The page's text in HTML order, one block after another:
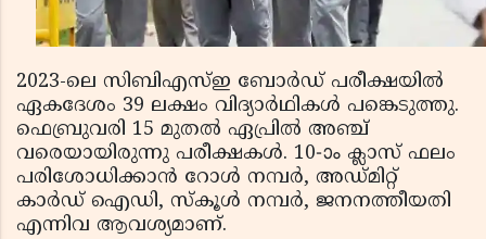
2023-ലെ സിബിഎസ്ഇ ബോര്‍ഡ് പരീക്ഷയില്‍
ഏകദേശം 39 ലക്ഷം വിദ്യാര്‍ഥികള്‍ പങ്കെടുത്തു.
ഫെബ്രുവരി 15 മുതല്‍ ഏപ്രില്‍ അഞ്ച്
വരെയായിരുന്നു പരീക്ഷകള്‍. 10-ാം ക്ലാസ് ഫലം
പരിശോധിക്കാന്‍ റോള്‍ നമ്പര്‍, അഡ്മിറ്റ്
കാര്‍ഡ് ഐഡി, സ്‌കൂള്‍ നമ്പര്‍, ജനനത്തീയതി
എന്നിവ ആവശ്യമാണ്.